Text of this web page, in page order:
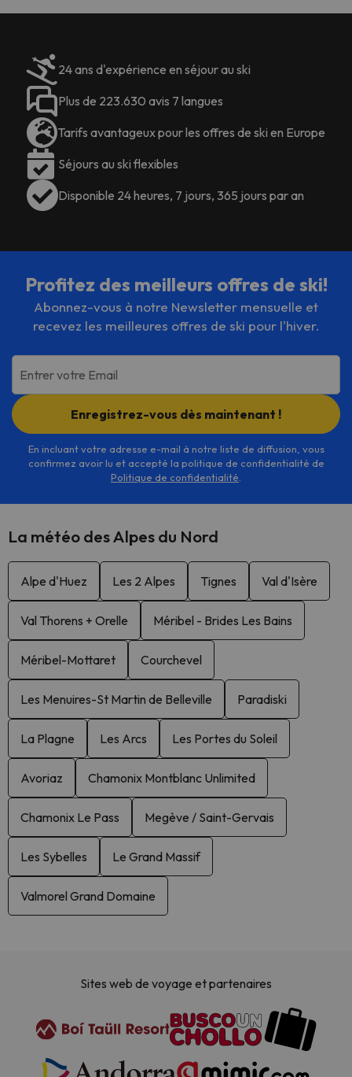
24 ans d'expérience en séjour au ski
Plus de 223.630 avis 7 langues
Tarifs avantageux pour les offres de ski en Europe
Séjours au ski flexibles
Disponible 24 heures, 7 jours, 365 jours par an
Profitez des meilleurs offres de ski!
Abonnez-vous à notre Newsletter mensuelle et
recevez les meilleures offres de ski pour l'hiver.
Entrer votre Email
Enregistrez-vous dès maintenant !
En incluant votre adresse e-mail à notre liste de diffusion, vous
confirmez avoir lu et accepté la politique de confidentialité de
Politique de confidentialité
La météo des Alpes du Nord
Alpe d'Huez Les 2 Alpes Tignes Val d'Isère
Val Thorens + Orelle Méribel - Brides Les Bains
Méribel-Mottaret Courchevel
Les Menuires-St Martin de Belleville Paradiski
La Plagne Les Arcs Les Portes du Soleil
Avoriaz Chamonix Montblanc Unlimited
Chamonix Le Pass Megève / Saint-Gervais
Les Sybelles Le Grand Massif
Valmorel Grand Domaine
Sites web de voyage et partenaires